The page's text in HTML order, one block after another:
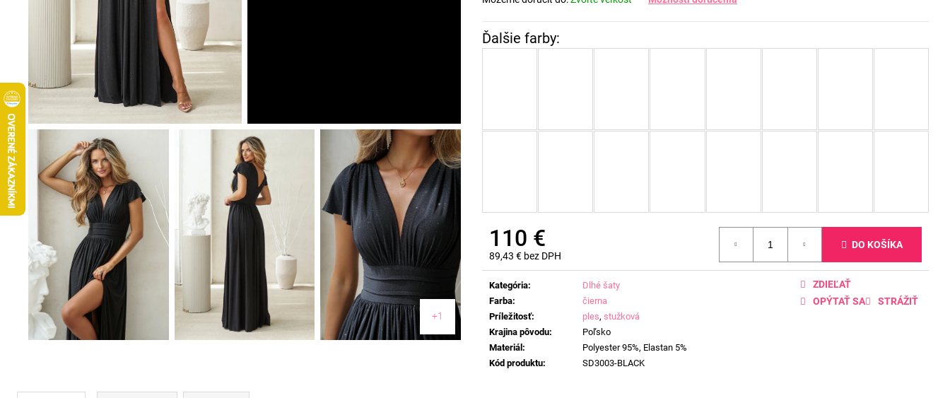
110 €
89,43 € bez DPH
Jednotková
cena:
DO KOŠÍKA
Kategória:
Dlhé šaty
Farba:
čierna
Príležitosť: ples, stužková
Krajina pôvodu:
Poľsko
Materiál:
Polyester 95%, Elastan 5%
Kód produktu: SD3003-BLACK
OPÝTAŤ SA STRÁŽIŤ
ZDIEĽAŤ
+1